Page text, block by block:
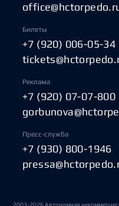
Билеты
+7 (920) 006-05-34
Реклама
+7 (920) 07-07-800
Пресс-служба
+7 (930) 800-1946
2003-2026 Автономная